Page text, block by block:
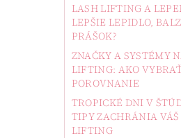
LASH LIFTING A
LEPŠIE LEPIDLO,
PRÁŠOK?
ZNAČKY A SYSTÉMY
LIFTING: AKO
POROVNANIE
TROPICKÉ DNI V
TIPY ZACHRÁNIA
LIFTING